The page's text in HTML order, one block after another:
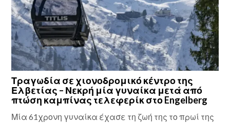
Τραγωδία σε χιονοδρομικό κέντρο της
Ελβετίας – Νεκρή μία γυναίκα μετά από
πτώση καμπίνας τελεφερίκ στο Engelberg
Μία 61χρονη γυναίκα έχασε τη ζωή της το πρωί της